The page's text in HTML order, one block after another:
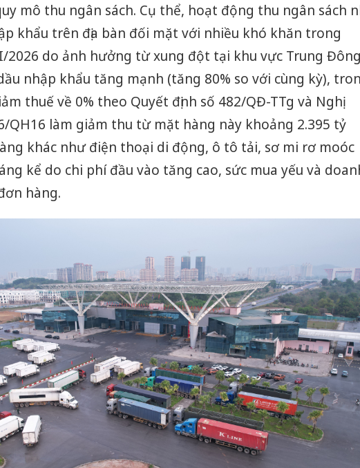
mô thu ngân sách. Cụ thể, hoạt động thu ngân sách
khẩu trên địa bàn đối mặt với nhiều khó khăn trong
2026 do ảnh hưởng từ xung đột tại khu vực Trung Đông
nhập khẩu tăng mạnh (tăng 80% so với cùng kỳ),
thuế về 0% theo Quyết định số 482/QĐ-TTg và Nghị
QH16 làm giảm thu từ mặt hàng này khoảng 2.395 tỷ
khác như điện thoại di động, ô tô tải, sơ mi rơ moóc
kể do chi phí đầu vào tăng cao, sức mua yếu và
hàng.